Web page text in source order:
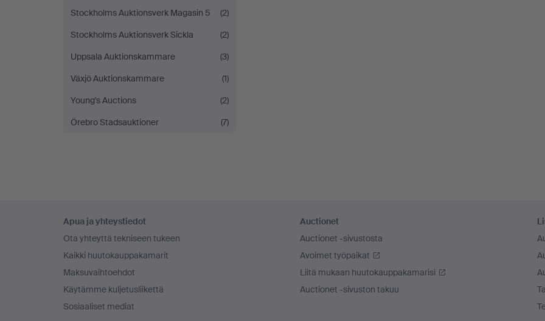
Stockholms Auktionsverk Magasin 5
(2)
Stockholms Auktionsverk Sickla
(2)
Uppsala Auktionskammare
(3)
Växjö Auktionskammare
(1)
Young's Auctions
(2)
Örebro Stadsauktioner
(7)
Apua ja yhteystiedot
Ota yhteyttä tekniseen tukeen
Kaikki huutokauppakamarit
Maksuvaihtoehdot
Käytämme kuljetusliikettä
Sosiaaliset mediat
Auctionet
Auctionet -sivustosta
Avoimet työpaikat
Liitä mukaan huutokauppakamarisi
Auctionet -sivuston takuu